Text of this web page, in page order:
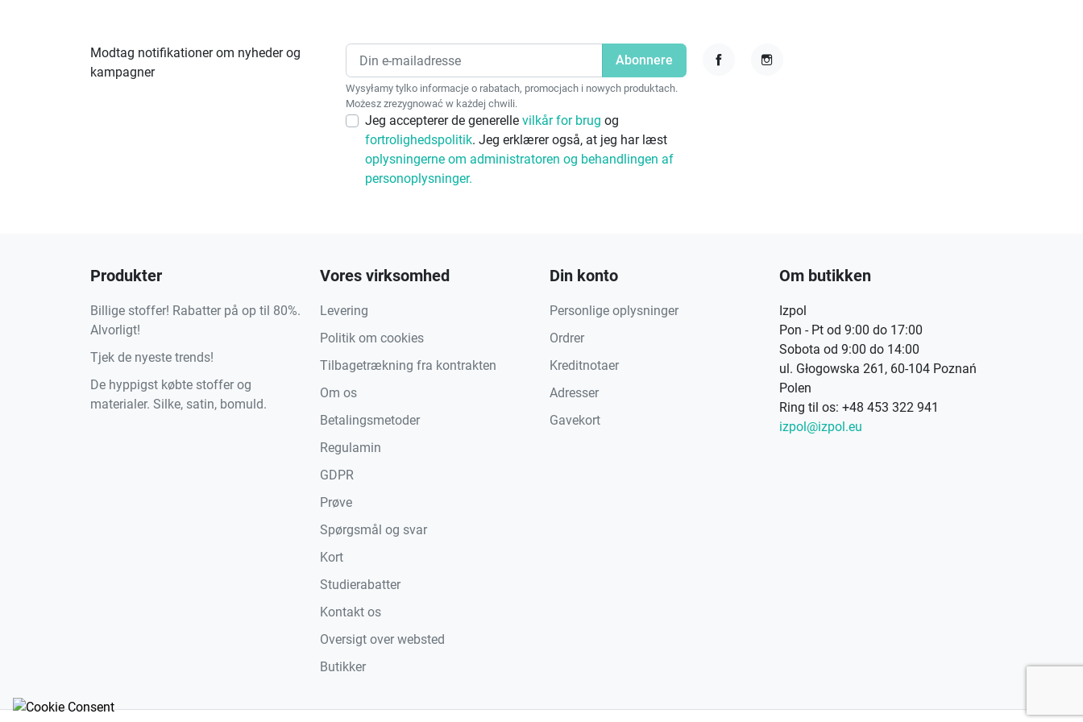
Modtag notifikationer om nyheder og
kampagner
Wysyłamy tylko informacje o rabatach, promocjach i nowych produktach.
Możesz zrezygnować w każdej chwili.
Jeg accepterer de generelle vilkår for brug og
fortrolighedspolitik. Jeg erklærer også, at jeg har læst
oplysningerne om administratoren og behandlingen af
personoplysninger.
Produkter
Billige stoffer! Rabatter på op til 80%.
Alvorligt!
Tjek de nyeste trends!
De hyppigst købte stoffer og
materialer. Silke, satin, bomuld.
Vores virksomhed
Levering
Politik om cookies
Tilbagetrækning fra kontrakten
Om os
Betalingsmetoder
Regulamin
GDPR
Prøve
Spørgsmål og svar
Kort
Studierabatter
Kontakt os
Oversigt over websted
Butikker
Din konto
Personlige oplysninger
Ordrer
Kreditnotaer
Adresser
Gavekort
Om butikken
Izpol
Pon - Pt od 9:00 do 17:00
Sobota od 9:00 do 14:00
ul. Głogowska 261, 60-104 Poznań
Polen
Ring til os: +48 453 322 941
izpol@izpol.eu